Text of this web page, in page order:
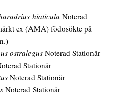
hiaticula Noterad
ex (AMA) födosökte på
ostralegus Noterad Stationär
Stationär
Noterad Stationär
Noterad Stationär